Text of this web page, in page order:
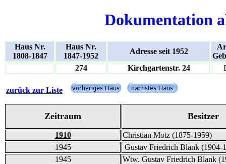
Dokumentation
Haus Nr.
1808-1847
Haus Nr.
1847-1952
Adresse seit 1952
274
Kirchgartenstr. 24
zurück zur Liste
Zeitraum Besitzer
1910
Christian Motz (1875-1959)
1945
Gustav Friedrich Blank (1904-
1945
Wtw. Gustav Friedrich Blank